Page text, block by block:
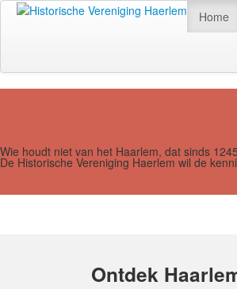
Home
Wie houdt niet van het Haarlem, dat sinds
De Historische Vereniging Haerlem wil de
Ontdek